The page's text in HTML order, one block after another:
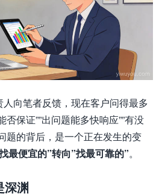
人向笔者反馈，现在客户问得最多
否保证””出问题能多快响应””有没
题的背后，是一个正在发生的变
最便宜的”转向”找最可靠的”。
深渊